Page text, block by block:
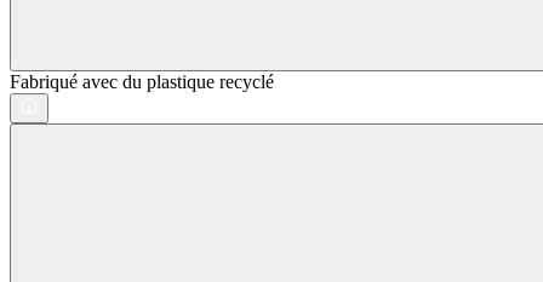
Fabriqué avec du plastique recyclé